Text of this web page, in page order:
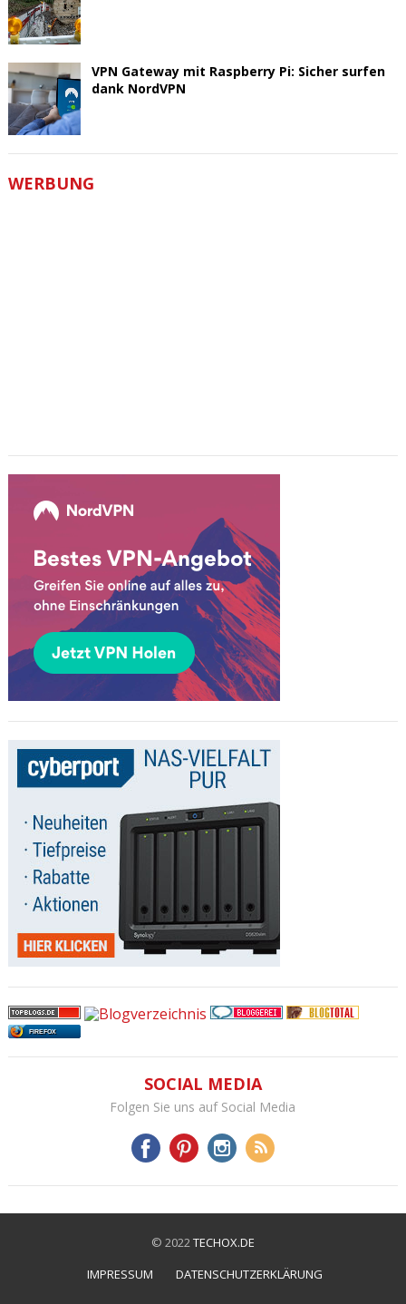
VPN Gateway mit Raspberry Pi: Sicher surfen
dank NordVPN
WERBUNG
FIREFOX
SOCIAL MEDIA
Folgen Sie uns auf Social Media
© 2022 TECHOX.DE
IMPRESSUM
DATENSCHUTZERKLÄRUNG